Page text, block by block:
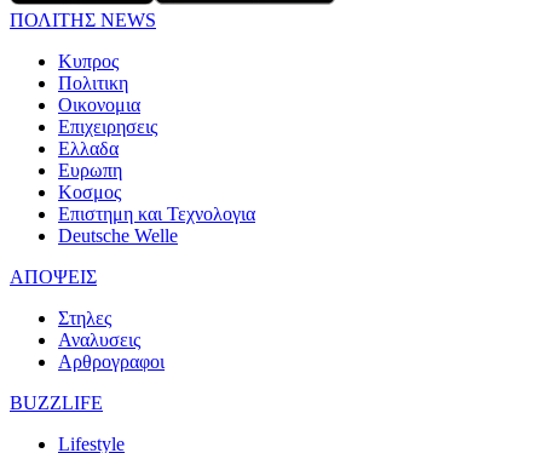
ΠΟΛΙΤΗΣ NEWS
Κυπρος
Πολιτικη
Οικονομια
Επιχειρησεις
Ελλαδα
Ευρωπη
Κοσμος
Επιστημη και Τεχνολογια
Deutsche Welle
ΑΠΟΨΕΙΣ
Στηλες
Αναλυσεις
Αρθρογραφοι
BUZZLIFE
Lifestyle